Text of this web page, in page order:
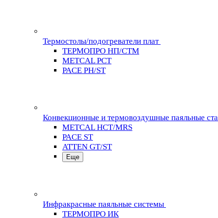
Термостолы/подогреватели плат
ТЕРМОПРО НП/СТМ
METCAL PCT
PACE PH/ST
Конвекционные и термовоздушные паяльные
METCAL HCT/MRS
PACE ST
ATTEN GT/ST
Еще
Инфракрасные паяльные системы
ТЕРМОПРО ИК